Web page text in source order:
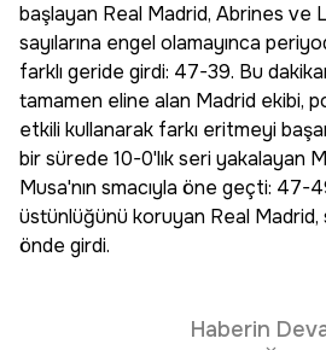
başlayan Real Madrid, Abrines ve
sayılarına engel olamayınca
farklı geride girdi: 47-39. Bu
tamamen eline alan Madrid ekibi,
etkili kullanarak farkı eritmeyi
bir sürede 10-0'lık seri yakalayan
Musa'nın smacıyla öne geçti: 47-
üstünlüğünü koruyan Real
önde girdi.
Haberin